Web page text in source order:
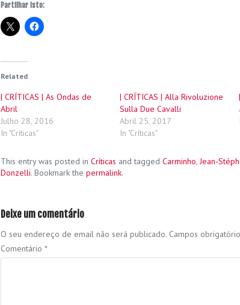
Partilhar isto:
Related
| CRÍTICAS | As Ondas de
Abril
Julho 28, 2016
In "Críticas"
| CRÍTICAS | Alla Rivoluzione
Sulla Due Cavalli
Abril 25, 2017
In "Críticas"
This entry was posted in Críticas and tagged Carminho,Jean-
Donzelli. Bookmark the permalink.
Deixe um comentário
O seu endereço de email não será publicado. Campos
Comentário *